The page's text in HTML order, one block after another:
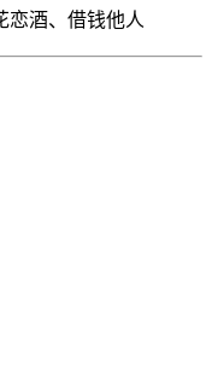
恋酒、借钱他人